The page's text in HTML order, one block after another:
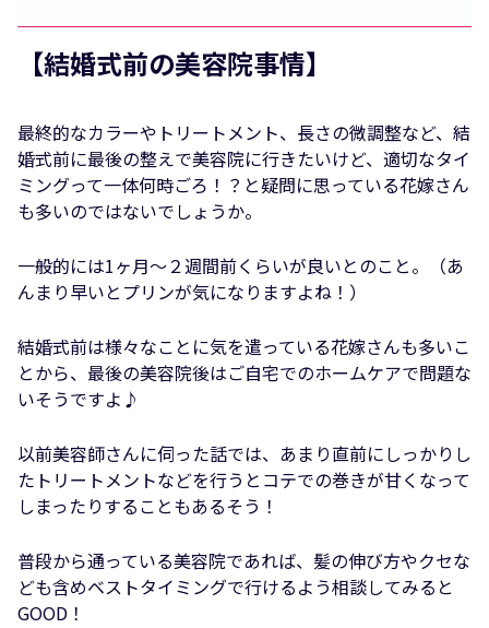
【結婚式前の美容院事情】
最終的なカラーやトリートメント、長さの微調整など、結
婚式前に最後の整えで美容院に行きたいけど、適切なタイ
ミングって一体何時ごろ！？と疑問に思っている花嫁さん
も多いのではないでしょうか。
一般的には1ヶ月〜２週間前くらいが良いとのこと。（あ
んまり早いとプリンが気になりますよね！）
結婚式前は様々なことに気を遣っている花嫁さんも多いこ
とから、最後の美容院後はご自宅でのホームケアで問題な
いそうですよ♪
以前美容師さんに伺った話では、あまり直前にしっかりし
たトリートメントなどを行うとコテでの巻きが甘くなって
しまったりすることもあるそう！
普段から通っている美容院であれば、髪の伸び方やクセな
ども含めベストタイミングで行けるよう相談してみると
GOOD！